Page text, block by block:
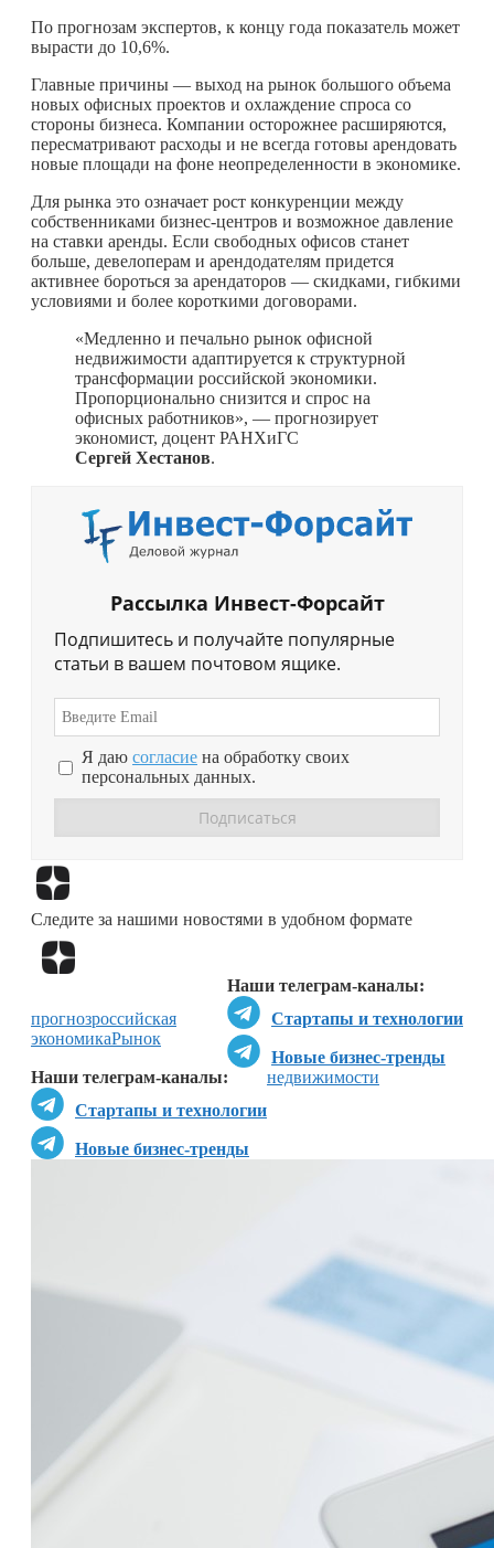
По прогнозам экспертов, к концу года показатель может
вырасти до 10,6%.
Главные причины — выход на рынок большого объема
новых офисных проектов и охлаждение спроса со
стороны бизнеса. Компании осторожнее расширяются,
пересматривают расходы и не всегда готовы арендовать
новые площади на фоне неопределенности в экономике.
Для рынка это означает рост конкуренции между
собственниками бизнес-центров и возможное давление
на ставки аренды. Если свободных офисов станет
больше, девелоперам и арендодателям придется
активнее бороться за арендаторов — скидками, гибкими
условиями и более короткими договорами.
«Медленно и печально рынок офисной
недвижимости адаптируется к структурной
трансформации российской экономики.
Пропорционально снизится и спрос на
офисных работников», — прогнозирует
экономист, доцент РАНХиГС
Сергей Хестанов.
Рассылка Инвест-Форсайт
Подпишитесь и получайте популярные
статьи в вашем почтовом ящике.
Я даю согласие на обработку своих
персональных данных.
Следите за нашими новостями в удобном формате
Наши телеграм-каналы:
Стартапы и технологии
Новые бизнес-тренды
Наши телеграм-каналы:
Стартапы и технологии
Новые бизнес-тренды
прогнозроссийская
экономикаРынок
недвижимости